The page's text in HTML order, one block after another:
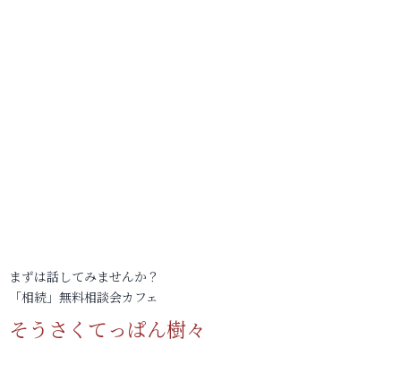
まずは話してみませんか？
「相続」無料相談会カフェ
そうさくてっぱん樹々